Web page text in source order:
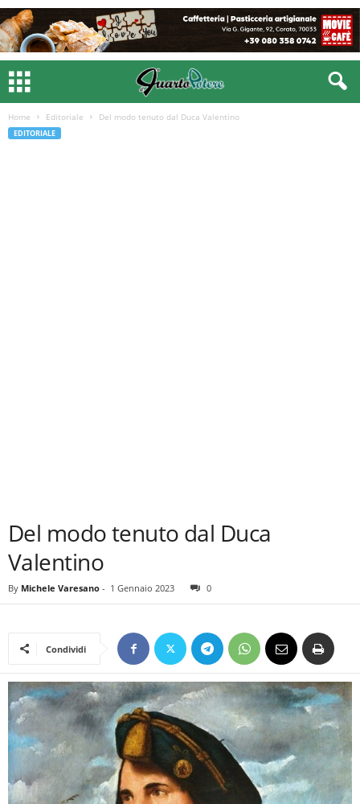
Home Editoriale Del modo tenuto dal Duca Valentino
EDITORIALE
Del modo tenuto dal Duca
Valentino
By Michele Varesano - 1 Gennaio 2023 0
Condividi